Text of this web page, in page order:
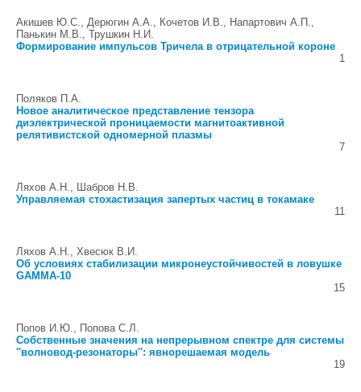
Акишев Ю.С., Дерюгин А.А., Кочетов И.В., Напартович А.П.,
Панькин М.В., Трушкин Н.И.
Формирование импульсов Тричела в отрицательной короне
1
Поляков П.А.
Новое аналитическое представление тензора
диэлектрической проницаемости магнитоактивной
релятивистской одномерной плазмы
7
Ляхов А.Н., Шабров Н.В.
Управляемая стохастизация запертых частиц в токамаке
11
Ляхов А.Н., Хвесюк В.И.
Об условиях стабилизации микронеустойчивостей в ловушке
GAMMA-10
15
Попов И.Ю., Попова С.Л.
Собственные значения на непрерывном спектре для системы
''волновод-резонаторы'': явнорешаемая модель
19